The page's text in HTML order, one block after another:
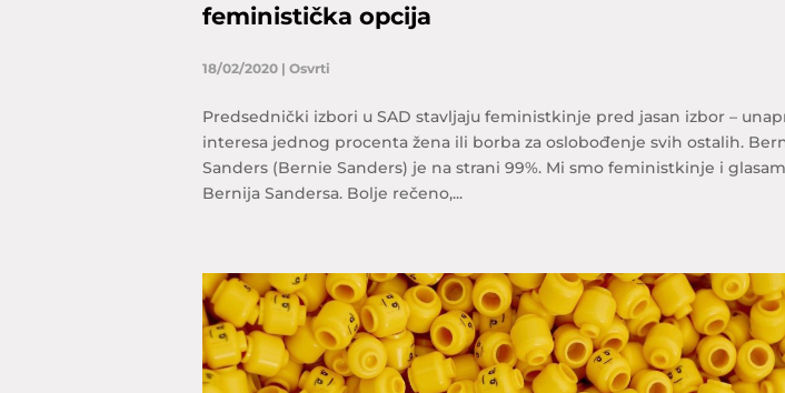
feministička opcija
18/02/2020 | Osvrti
Predsednički izbori u SAD stavljaju feministkinje pred jasan izbor –
interesa jednog procenta žena ili borba za oslobođenje svih ostalih.
Sanders (Bernie Sanders) je na strani 99%. Mi smo feministkinje i
Bernija Sandersa. Bolje rečeno,...